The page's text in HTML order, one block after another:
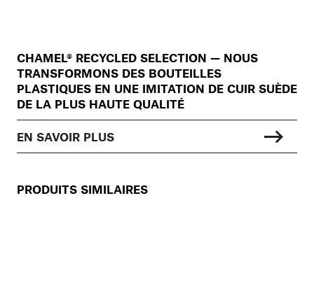
CHAMEL® RECYCLED SELECTION — NOUS
TRANSFORMONS DES BOUTEILLES
PLASTIQUES EN UNE IMITATION DE CUIR SUÈDE
DE LA PLUS HAUTE QUALITÉ
EN SAVOIR PLUS
PRODUITS SIMILAIRES